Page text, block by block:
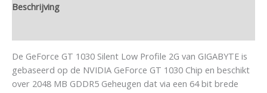
Beschrijving
De GeForce GT 1030 Silent Low Profile 2G van GIGABYTE is
gebaseerd op de NVIDIA GeForce GT 1030 Chip en beschikt
over 2048 MB GDDR5 Geheugen dat via een 64 bit brede